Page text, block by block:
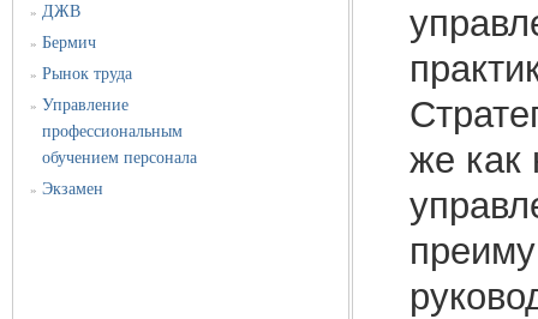
» ДЖВ
» Бермич
» Рынок труда
» Управление
профессиональным
обучением персонала
» Экзамен
же как